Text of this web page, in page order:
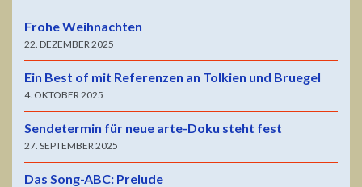
Frohe Weihnachten
22. DEZEMBER 2025
Ein Best of mit Referenzen an Tolkien und Bruegel
4. OKTOBER 2025
Sendetermin für neue arte-Doku steht fest
27. SEPTEMBER 2025
Das Song-ABC: Prelude